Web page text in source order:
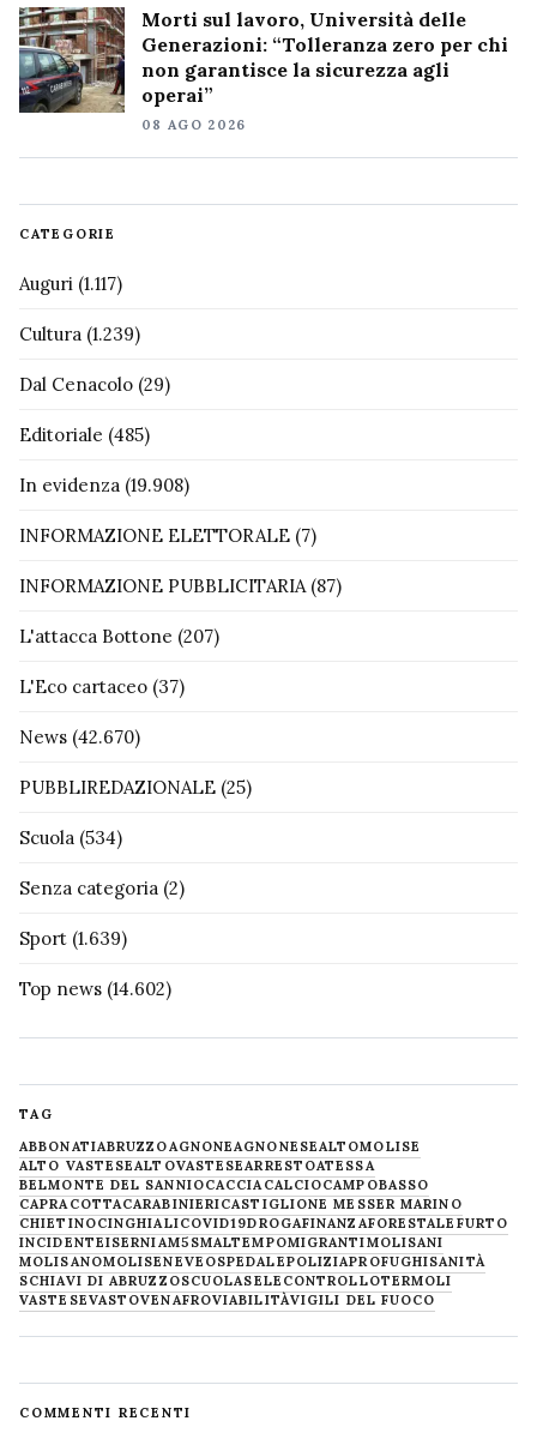
Morti sul lavoro, Università delle
Generazioni: “Tolleranza zero per chi
non garantisce la sicurezza agli
operai”
08 AGO 2026
CATEGORIE
Auguri (1.117)
Cultura (1.239)
Dal Cenacolo (29)
Editoriale (485)
In evidenza (19.908)
INFORMAZIONE ELETTORALE (7)
INFORMAZIONE PUBBLICITARIA(87)
L'attacca Bottone (207)
L'Eco cartaceo (37)
News (42.670)
PUBBLIREDAZIONALE (25)
Scuola (534)
Senza categoria (2)
Sport (1.639)
Top news (14.602)
TAG
ABBONATIABRUZZOAGNONEAGNONESEALTOMOLISE
ALTO VASTESEALTOVASTESEARRESTOATESSA
BELMONTE DEL SANNIOCACCIACALCIOCAMPOBASSO
CAPRACOTTACARABINIERICASTIGLIONE MESSER MARINO
CHIETINOCINGHIALICOVID19DROGAFINANZAFORESTALE FURTO
INCIDENTEISERNIAM5SMALTEMPOMIGRANTIMOLISANI
MOLISANOMOLISENEVE OSPEDALEPOLIZIAPROFUGHISANITÀ
SCHIAVI DI ABRUZZOSCUOLASELECONTROLLOTERMOLI
VASTESEVASTOVENAFROVIABILITÀVIGILI DEL FUOCO
COMMENTI RECENTI